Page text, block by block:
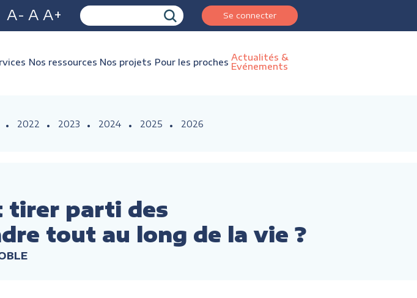
A- A A+ Se connecter
Nos ressources Nos projets Pour les proches Actualités &
Evénements
2022 2023 2024 2025 2026
tirer parti des
tout au long de la vie ?